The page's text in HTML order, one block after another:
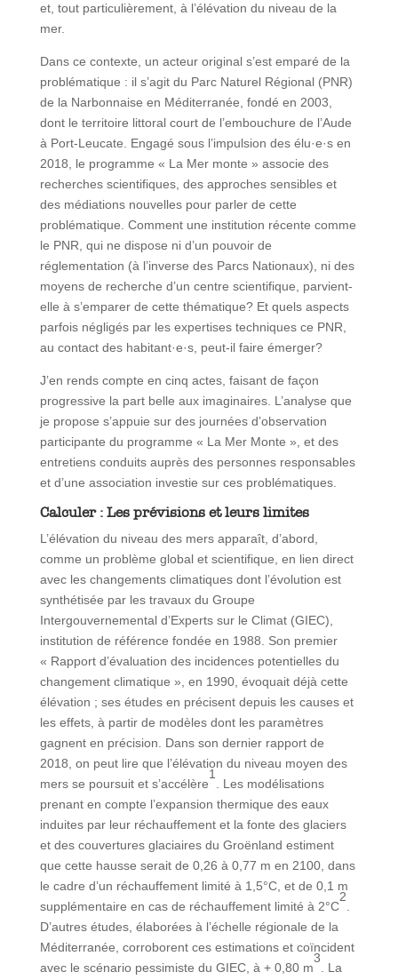
et, tout particulièrement, à l’élévation du niveau de la
mer.
Dans ce contexte, un acteur original s’est emparé de la
problématique : il s’agit du Parc Naturel Régional (PNR)
de la Narbonnaise en Méditerranée, fondé en 2003,
dont le territoire littoral court de l’embouchure de l’Aude
à Port-Leucate. Engagé sous l’impulsion des élu·e·s en
2018, le programme « La Mer monte » associe des
recherches scientifiques, des approches sensibles et
des médiations nouvelles pour parler de cette
problématique. Comment une institution récente comme
le PNR, qui ne dispose ni d’un pouvoir de
réglementation (à l’inverse des Parcs Nationaux), ni des
moyens de recherche d’un centre scientifique, parvient-
elle à s’emparer de cette thématique? Et quels aspects
parfois négligés par les expertises techniques ce PNR,
au contact des habitant·e·s, peut-il faire émerger?
J’en rends compte en cinq actes, faisant de façon
progressive la part belle aux imaginaires. L’analyse que
je propose s’appuie sur des journées d’observation
participante du programme « La Mer Monte », et des
entretiens conduits auprès des personnes responsables
et d’une association investie sur ces problématiques.
Calculer : Les prévisions et leurs limites
L’élévation du niveau des mers apparaît, d’abord,
comme un problème global et scientifique, en lien direct
avec les changements climatiques dont l’évolution est
synthétisée par les travaux du Groupe
Intergouvernemental d’Experts sur le Climat (GIEC),
institution de référence fondée en 1988. Son premier
« Rapport d’évaluation des incidences potentielles du
changement climatique », en 1990, évoquait déjà cette
élévation ; ses études en précisent depuis les causes et
les effets, à partir de modèles dont les paramètres
gagnent en précision. Dans son dernier rapport de
2018, on peut lire que l’élévation du niveau moyen des
mers se poursuit et s’accélère
1
. Les modélisations
prenant en compte l’expansion thermique des eaux
induites par leur réchauffement et la fonte des glaciers
et des couvertures glaciaires du Groënland estiment
que cette hausse serait de 0,26 à 0,77 m en 2100, dans
le cadre d’un réchauffement limité à 1,5°C, et de 0,1 m
supplémentaire en cas de réchauffement limité à 2°C
2
.
D’autres études, élaborées à l’échelle régionale de la
Méditerranée, corroborent ces estimations et coïncident
avec le scénario pessimiste du GIEC, à + 0,80 m
3
. La